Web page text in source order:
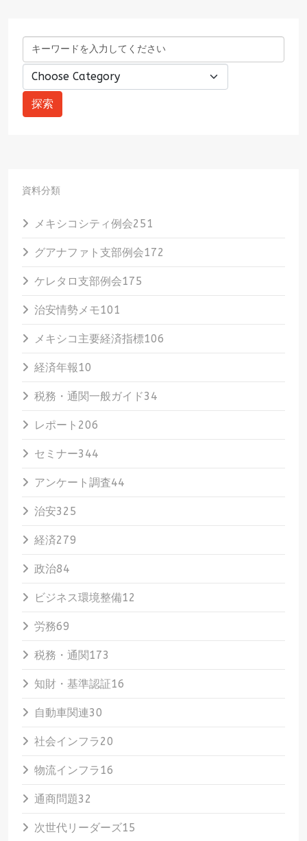
資料分類
メキシコシティ例会251
グアナファト支部例会172
ケレタロ支部例会175
治安情勢メモ101
メキシコ主要経済指標106
経済年報10
税務・通関一般ガイド34
レポート 206
セミナー344
アンケート調査44
治安325
経済279
政治84
ビジネス環境整備12
労務69
税務・通関173
知財・基準認証16
自動車関連30
社会インフラ20
物流インフラ16
通商問題32
次世代リーダーズ15